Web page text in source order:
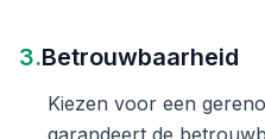
3.Betrouwbaarheid
Kiezen voor een
garandeert de